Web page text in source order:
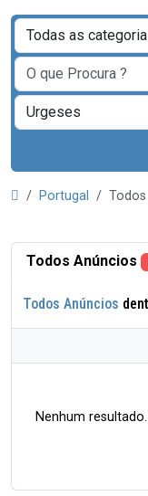
Portugal
Todos Anúncios
Todos Anúncios
Nenhum